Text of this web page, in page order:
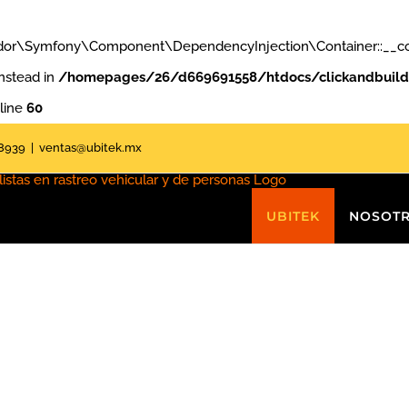
in /homepages/26/d669691558/htdocs/
60
ventas@ubitek.mx
UBITEK